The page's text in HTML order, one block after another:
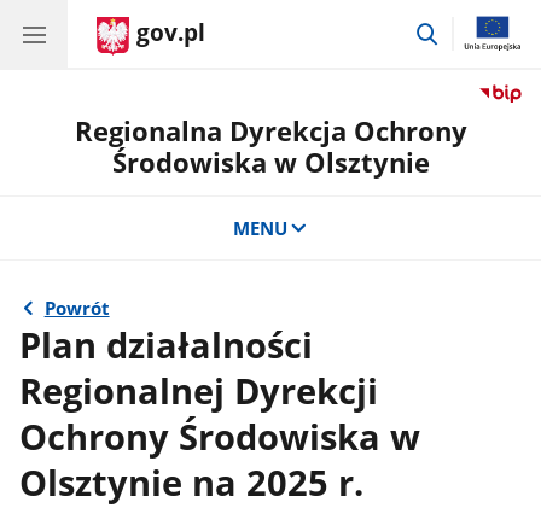
gov.pl
przejdź
Regionalna Dyrekcja Ochrony
Środowiska w Olsztynie
MENU
Powrót
Plan działalności
Regionalnej Dyrekcji
Ochrony Środowiska w
Olsztynie na 2025 r.